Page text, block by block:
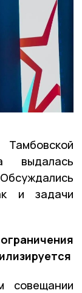
выдалась
и задачи
совещании